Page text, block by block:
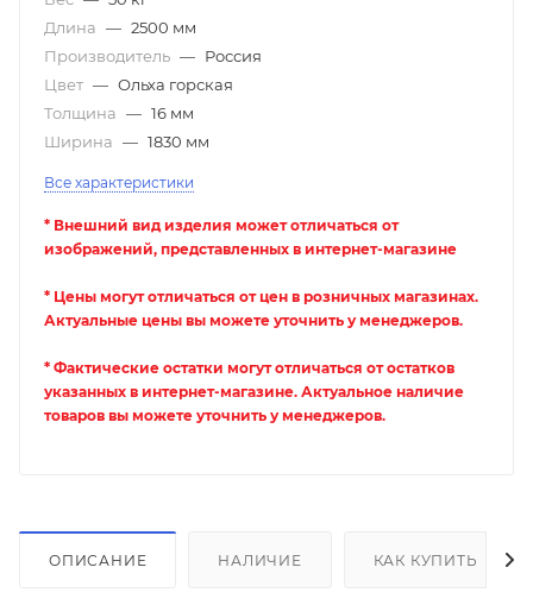
Длина — 2500 мм
Производитель — Россия
Цвет — Ольха горская
Толщина — 16 мм
Ширина — 1830 мм
Все характеристики
* Внешний вид изделия может отличаться от
изображений, представленных в интернет-магазине
* Цены могут отличаться от цен в розничных магазинах.
Актуальные цены вы можете уточнить у менеджеров.
* Фактические остатки могут отличаться от остатков
указанных в интернет-магазине. Актуальное наличие
товаров вы можете уточнить у менеджеров.
ОПИСАНИЕ НАЛИЧИЕ КАК КУПИТЬ